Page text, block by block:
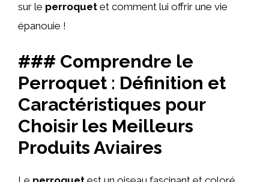
sur le perroquet et comment lui offrir une vie
épanouie !
### Comprendre le
Perroquet : Définition et
Caractéristiques pour
Choisir les Meilleurs
Produits Aviaires